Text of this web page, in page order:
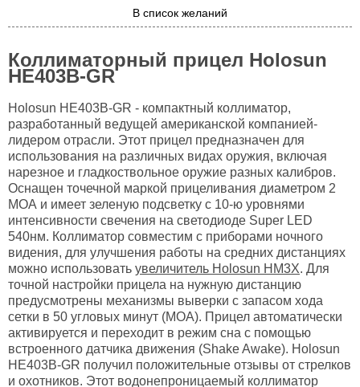
В список желаний
Коллиматорный прицел Holosun
HE403B-GR
Holosun HE403B-GR - компактный коллиматор,
разработанный ведущей американской компанией-
лидером отрасли. Этот прицел предназначен для
использования на различных видах оружия, включая
нарезное и гладкоствольное оружие разных калибров.
Оснащен точечной маркой прицеливания диаметром 2
МОА и имеет зеленую подсветку с 10-ю уровнями
интенсивности свечения на светодиоде Super LED
540нм. Коллиматор совместим с приборами ночного
видения, для улучшения работы на средних дистанциях
можно использовать увеличитель Holosun HM3X. Для
точной настройки прицела на нужную дистанцию
предусмотрены механизмы выверки с запасом хода
сетки в 50 угловых минут (МОА). Прицел автоматически
активируется и переходит в режим сна с помощью
встроенного датчика движения (Shake Awake). Holosun
HE403B-GR получил положительные отзывы от стрелков
и охотников. Этот водонепроницаемый коллиматор